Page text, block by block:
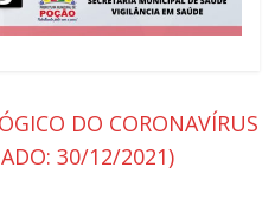
DO CORONAVÍRUS
30/12/2021)